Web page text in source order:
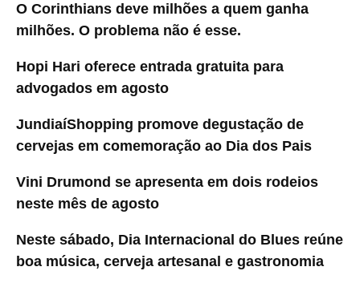
O Corinthians deve milhões a quem ganha
milhões. O problema não é esse.
Hopi Hari oferece entrada gratuita para
advogados em agosto
JundiaíShopping promove degustação de
cervejas em comemoração ao Dia dos Pais
Vini Drumond se apresenta em dois rodeios
neste mês de agosto
Neste sábado, Dia Internacional do Blues reúne
boa música, cerveja artesanal e gastronomia